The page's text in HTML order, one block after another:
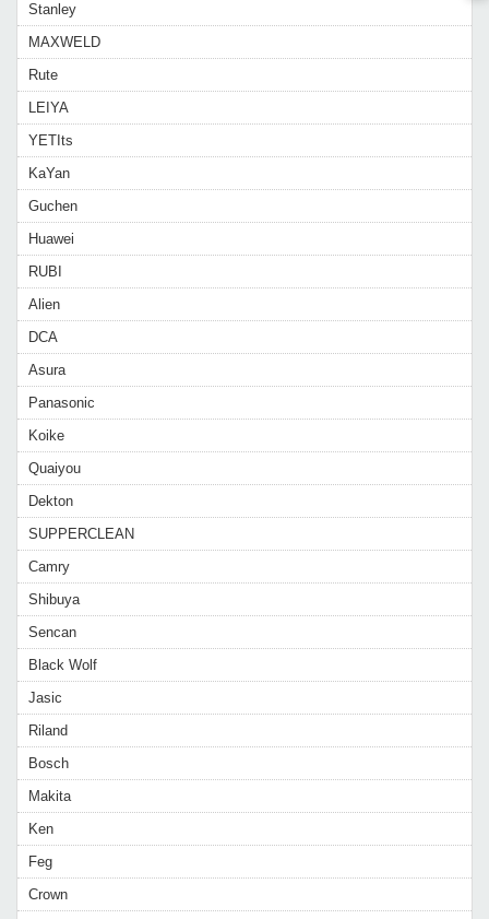
Stanley
MAXWELD
Rute
LEIYA
YETIts
KaYan
Guchen
Huawei
RUBI
Alien
DCA
Asura
Panasonic
Koike
Quaiyou
Dekton
SUPPERCLEAN
Camry
Shibuya
Sencan
Black Wolf
Jasic
Riland
Bosch
Makita
Ken
Feg
Crown